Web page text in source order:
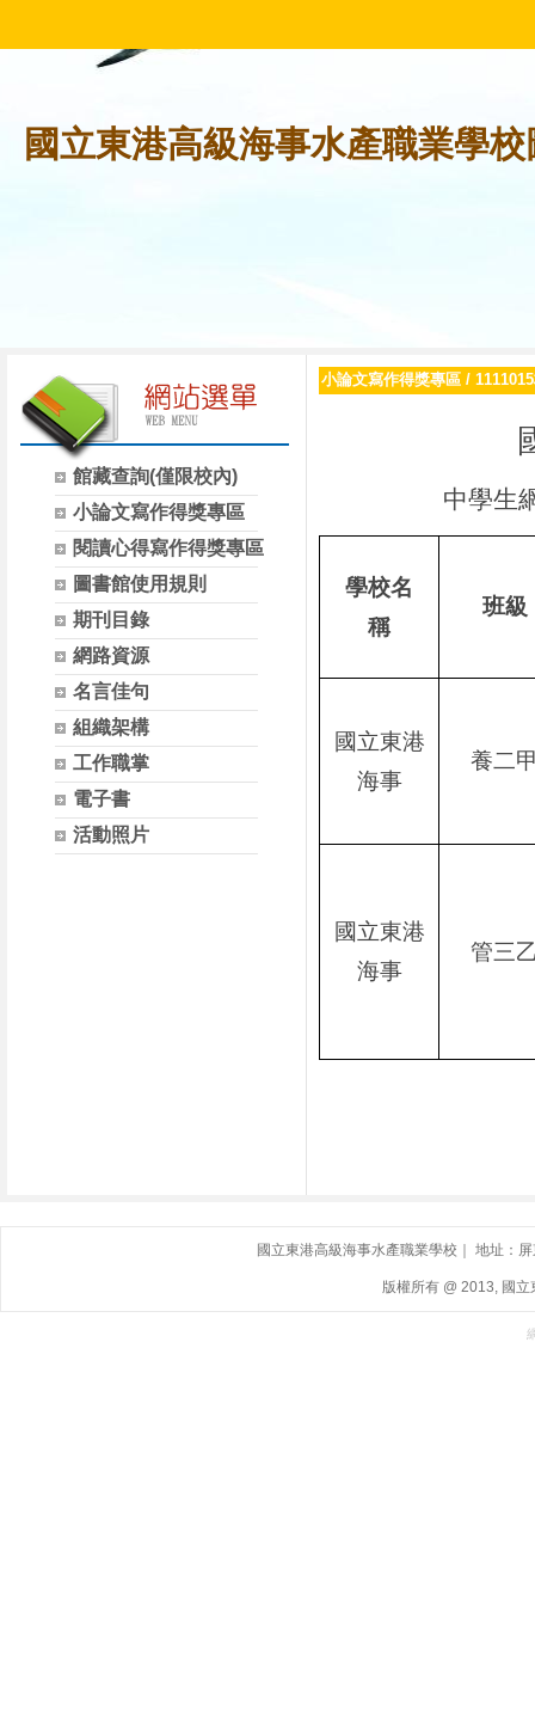
國立東港高級海事水產職業學
館藏查詢(僅限校內)
小論文寫作得獎專區
閱讀心得寫作得獎專區
圖書館使用規則
期刊目錄
網路資源
名言佳句
組織架構
工作職掌
電子書
活動照片
小論文寫作得獎專區 /
中學生
學校名
稱
班級
國立東港
海事
養二
國立東港
海事
管三
國立東港高級海事水產職業學校｜ 地址：
版權所有 @ 2013, 國